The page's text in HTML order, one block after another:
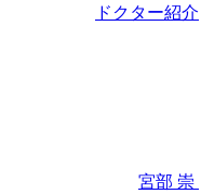
ドクター紹介
宮部 崇